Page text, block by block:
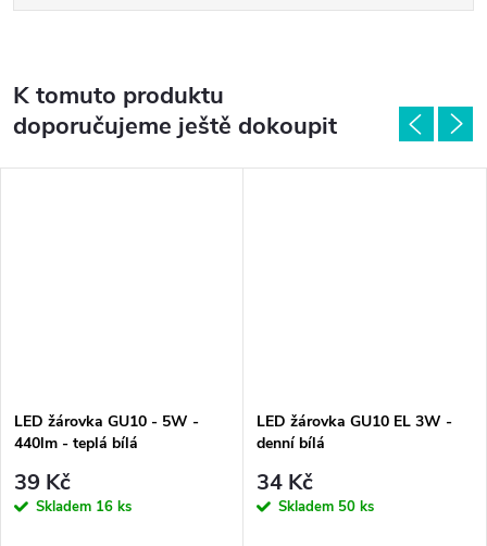
K tomuto produktu
doporučujeme ještě dokoupit
LED žárovka GU10 - 5W -
440lm - teplá bílá
39 Kč
Skladem 16 ks
LED žárovka GU10 EL 3W -
denní bílá
34 Kč
Skladem 50 ks